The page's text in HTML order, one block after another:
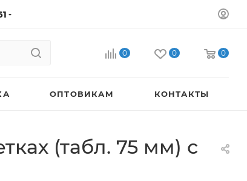
0 0 0
ОПТОВИКАМ КОНТАКТЫ
(табл. 75 мм) с